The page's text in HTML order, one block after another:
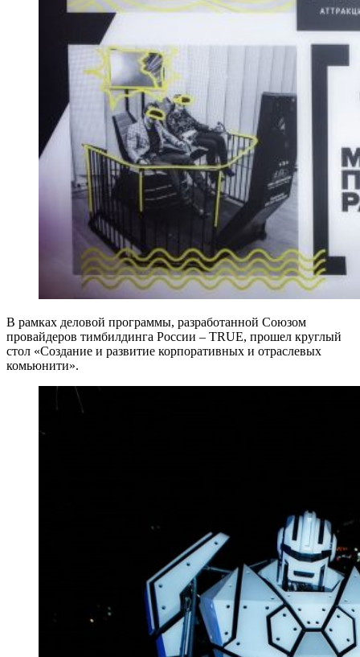
В рамках деловой программы, разработанной Союзом
провайдеров тимбилдинга России – TRUE, прошел круглый
стол «Создание и развитие корпоративных и отраслевых
комьюнити».